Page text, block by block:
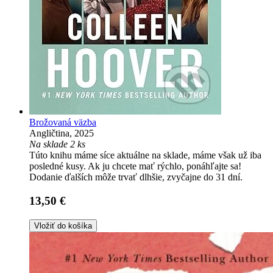
Brožovaná väzba
Angličtina, 2025
Na sklade 2 ks
Túto knihu máme síce aktuálne na sklade, máme však už iba
posledné kusy. Ak ju chcete mať rýchlo, ponáhľajte sa!
Dodanie ďalších môže trvať dlhšie, zvyčajne do 31 dní.
13,50 €
Vložiť do košíka